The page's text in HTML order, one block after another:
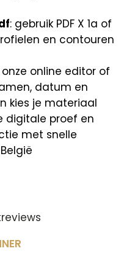
: gebruik PDF X 1a of
en contouren
onze online editor of
datum en
kies je materiaal
digitale proef en
met snelle